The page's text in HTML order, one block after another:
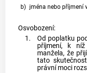
b) jména nebo příjmení
Osvobození:
1.
Od poplatku
příjmení, k níž
manžela, že
tato
právní moci